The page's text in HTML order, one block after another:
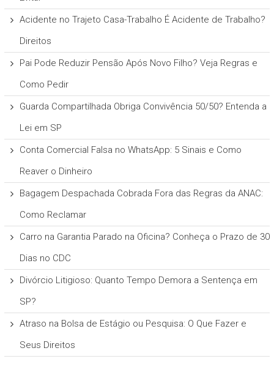
Acidente no Trajeto Casa-Trabalho É Acidente de Trabalho?
Direitos
Pai Pode Reduzir Pensão Após Novo Filho? Veja Regras e
Como Pedir
Guarda Compartilhada Obriga Convivência 50/50? Entenda a
Lei em SP
Conta Comercial Falsa no WhatsApp: 5 Sinais e Como
Reaver o Dinheiro
Bagagem Despachada Cobrada Fora das Regras da ANAC:
Como Reclamar
Carro na Garantia Parado na Oficina? Conheça o Prazo de 30
Dias no CDC
Divórcio Litigioso: Quanto Tempo Demora a Sentença em
SP?
Atraso na Bolsa de Estágio ou Pesquisa: O Que Fazer e
Seus Direitos